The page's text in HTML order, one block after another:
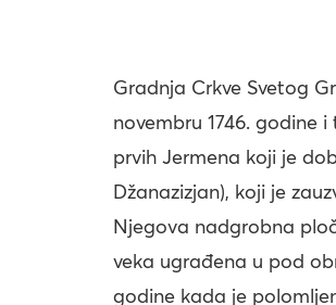
Gradnja Crkve Svetog
novembru 1746. godine
prvih Jermena koji je
Džanazizjan), koji je
Njegova nadgrobna
veka ugrađena u pod
godine kada je